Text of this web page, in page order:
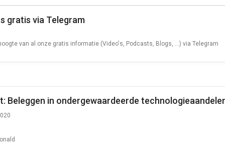
gratis via Telegram
van al onze gratis informatie (Video's, Podcasts, Blogs, ...) via Telegram
Beleggen in ondergewaardeerde